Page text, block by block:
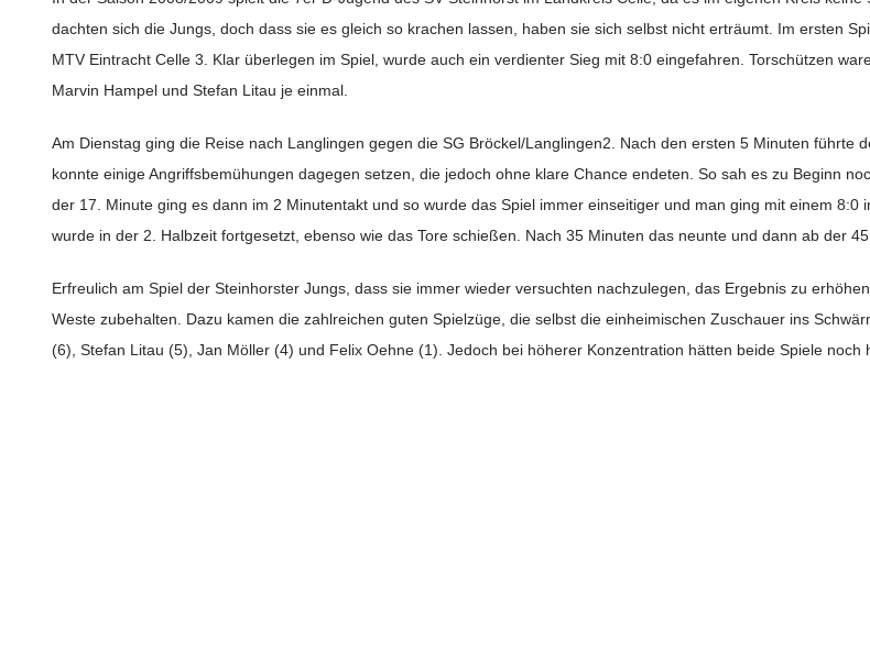
dachten sich die Jungs, doch dass sie es gleich so krachen lassen, haben sie sich selbst nicht erträumt. Im ersten
MTV Eintracht Celle 3. Klar überlegen im Spiel, wurde auch ein verdienter Sieg mit 8:0 eingefahren. Torschützen
Marvin Hampel und Stefan Litau je einmal.
Am Dienstag ging die Reise nach Langlingen gegen die SG Bröckel/Langlingen2. Nach den ersten 5 Minuten führte
konnte einige Angriffsbemühungen dagegen setzen, die jedoch ohne klare Chance endeten. So sah es zu Beginn
der 17. Minute ging es dann im 2 Minutentakt und so wurde das Spiel immer einseitiger und man ging mit einem 8:0
wurde in der 2. Halbzeit fortgesetzt, ebenso wie das Tore schießen. Nach 35 Minuten das neunte und dann ab der
Erfreulich am Spiel der Steinhorster Jungs, dass sie immer wieder versuchten nachzulegen, das Ergebnis zu
Weste zubehalten. Dazu kamen die zahlreichen guten Spielzüge, die selbst die einheimischen Zuschauer ins
(6), Stefan Litau (5), Jan Möller (4) und Felix Oehne (1). Jedoch bei höherer Konzentration hätten beide Spiele noch